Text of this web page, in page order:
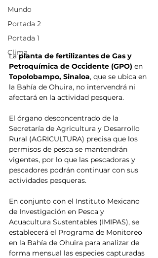
Mundo
Portada 2
Portada 1
Clima
La planta de fertilizantes de Gas y
Petroquímica de Occidente (GPO) en
Topolobampo, Sinaloa, que se ubica en
la Bahía de Ohuira, no intervendrá ni
afectará en la actividad pesquera.
El órgano desconcentrado de la
Secretaría de Agricultura y Desarrollo
Rural (AGRICULTURA) precisa que los
permisos de pesca se mantendrán
vigentes, por lo que las pescadoras y
pescadores podrán continuar con sus
actividades pesqueras.
En conjunto con el Instituto Mexicano
de Investigación en Pesca y
Acuacultura Sustentables (IMIPAS), se
establecerá el Programa de Monitoreo
en la Bahía de Ohuira para analizar de
forma mensual las especies capturadas